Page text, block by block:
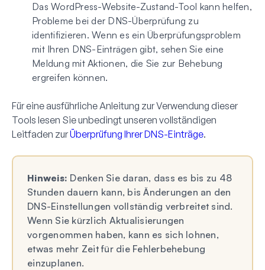
Das WordPress-Website-Zustand-Tool kann helfen,
Probleme bei der DNS-Überprüfung zu
identifizieren. Wenn es ein Überprüfungsproblem
mit Ihren DNS-Einträgen gibt, sehen Sie eine
Meldung mit Aktionen, die Sie zur Behebung
ergreifen können.
Für eine ausführliche Anleitung zur Verwendung dieser
Tools lesen Sie unbedingt unseren vollständigen
Leitfaden zurÜberprüfung Ihrer DNS-Einträge.
Hinweis: Denken Sie daran, dass es bis zu 48
Stunden dauern kann, bis Änderungen an den
DNS-Einstellungen vollständig verbreitet sind.
Wenn Sie kürzlich Aktualisierungen
vorgenommen haben, kann es sich lohnen,
etwas mehr Zeit für die Fehlerbehebung
einzuplanen.